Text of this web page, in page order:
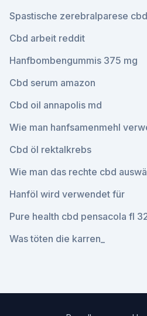
Spastische zerebralparese cbd
Cbd arbeit reddit
Hanfbombengummis 375 mg
Cbd serum amazon
Cbd oil annapolis md
Wie man hanfsamenmehl
Cbd öl rektalkrebs
Wie man das rechte cbd
Hanföl wird verwendet für
Pure health cbd pensacola fl
Was töten die karren_